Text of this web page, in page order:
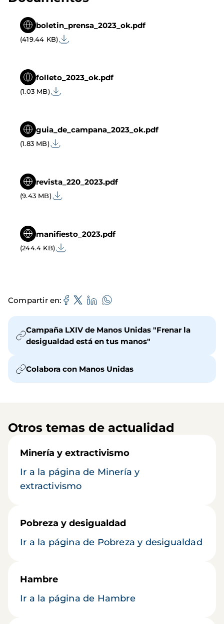
boletin_prensa_2023_ok.pdf
(419.44 KB)
folleto_2023_ok.pdf
(1.03 MB)
guia_de_campana_2023_ok.pdf
(1.83 MB)
revista_220_2023.pdf
(9.43 MB)
manifiesto_2023.pdf
(244.4 KB)
Compartir en
Campaña LXIV de Manos Unidas "Frenar la
desigualdad está en tus manos"
Colabora con Manos Unidas
Otros temas de actualidad
Minería y extractivismo
Ir a la página de Minería y
extractivismo
Pobreza y desigualdad
Ir a la página de Pobreza y desigualdad
Hambre
Ir a la página de Hambre